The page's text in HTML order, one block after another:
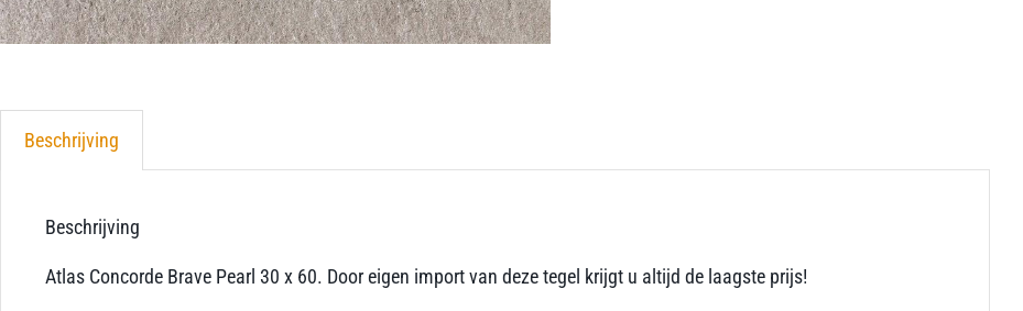
Beschrijving
Beschrijving
Atlas Concorde Brave Pearl 30 x 60. Door eigen import van deze tegel krijgt u altijd de laagste prijs!